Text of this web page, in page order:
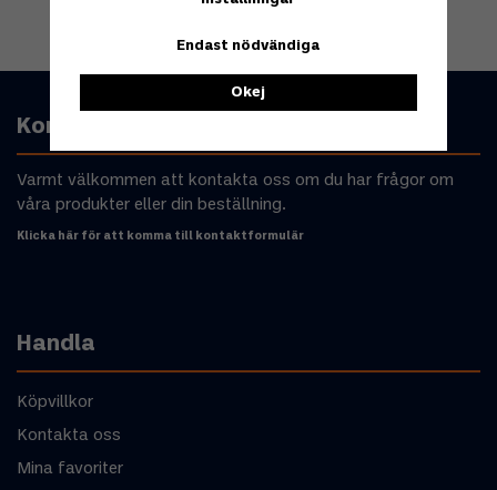
Kontakta oss
Varmt välkommen att kontakta oss om du har frågor om
våra produkter eller din beställning.
Klicka här för att komma till kontaktformulär
Handla
Köpvillkor
Kontakta oss
Mina favoriter
Endast nödvändiga
Okej